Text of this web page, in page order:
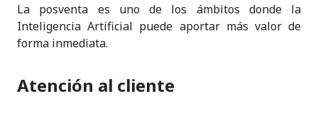
La posventa es uno de los ámbitos donde la
Inteligencia Artificial puede aportar más valor de
forma inmediata.
Atención al cliente